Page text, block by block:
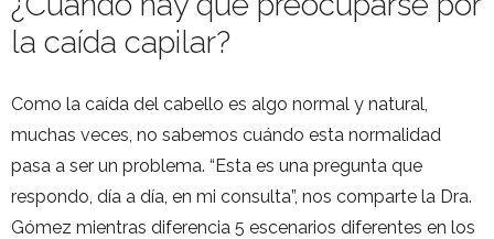
la caída capilar?
Como la caída del cabello es algo normal y natural,
muchas veces, no sabemos cuándo esta normalidad
pasa a ser un problema. “Esta es una pregunta que
respondo, día a día, en mi consulta”, nos comparte la Dra.
Gómez mientras diferencia 5 escenarios diferentes en los